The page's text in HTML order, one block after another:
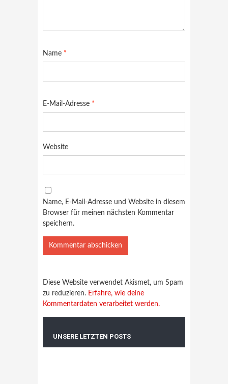
Name *
E-Mail-Adresse *
Website
Name, E-Mail-Adresse und Website in diesem
Browser für meinen nächsten Kommentar
speichern.
Diese Website verwendet Akismet, um Spam
zu reduzieren. Erfahre, wie deine
Kommentardaten verarbeitet werden.
UNSERE LETZTEN POSTS